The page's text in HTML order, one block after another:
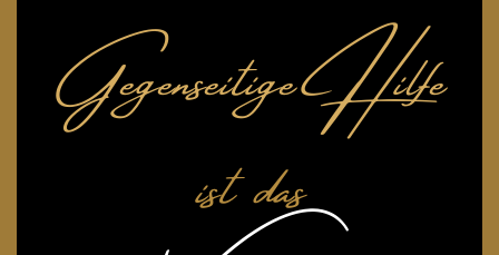
Gegenseitige Hilfe
ist das